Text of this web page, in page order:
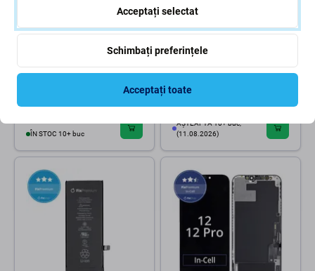
Apple iPhone 13 Mini -
Autocolant sub LCD Adhesive
ÎN STOC 10+ buc
Baterie pentru iPhone 13,
3227mAh, DIAGNOSTIC
110 Lei
AȘTEAPTĂ 10+ buc,
(11.08.2026)
Acceptați selectat
Schimbați preferințele
Acceptați toate